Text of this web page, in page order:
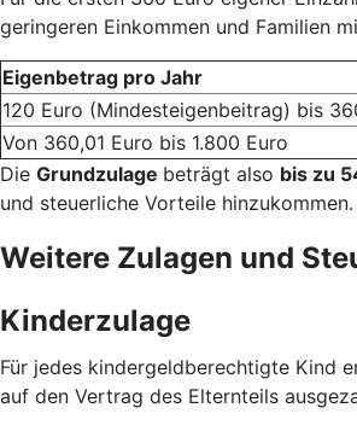
geringeren Einkommen und Familien
Eigenbetrag pro Jahr
120 Euro (Mindesteigenbeitrag) bis
Von 360,01 Euro bis 1.800 Euro
Die Grundzulage beträgt also bis zu
und steuerliche Vorteile hinzukommen.
Weitere Zulagen und
Kinderzulage
Für jedes kindergeldberechtigte Kind
auf den Vertrag des Elternteils